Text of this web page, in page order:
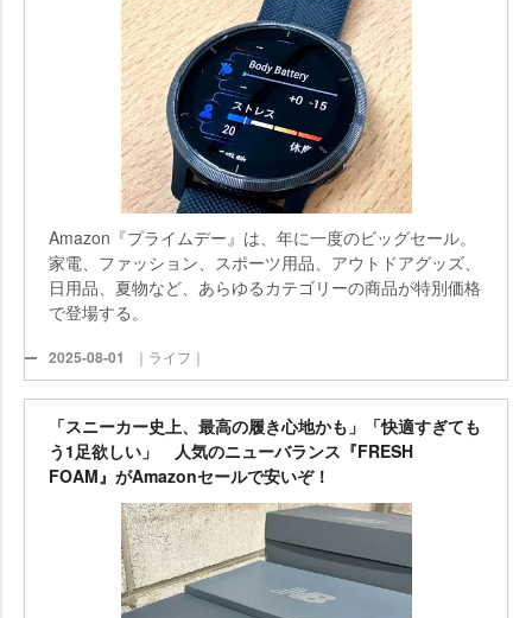
Amazon『プライムデー』は、年に一度のビッグセール。
家電、ファッション、スポーツ用品、アウトドアグッズ、
日用品、夏物など、あらゆるカテゴリーの商品が特別価格
で登場する。
2025-08-01 ｜ライフ｜
「スニーカー史上、最高の履き心地かも」「快適すぎても
う1足欲しい」 人気のニューバランス『FRESH
FOAM』がAmazonセールで安いぞ！